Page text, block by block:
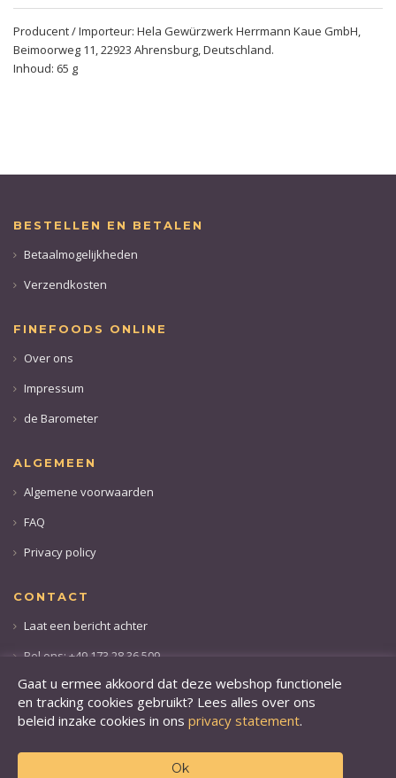
Producent / Importeur: Hela Gewürzwerk Herrmann Kaue GmbH,
Beimoorweg 11, 22923 Ahrensburg, Deutschland.
Inhoud: 65 g
BESTELLEN EN BETALEN
Betaalmogelijkheden
Verzendkosten
FINEFOODS ONLINE
Over ons
Impressum
de Barometer
ALGEMEEN
Algemene voorwaarden
FAQ
Privacy policy
CONTACT
Laat een bericht achter
Bel ons: +49 173 28 36 509
Gaat u ermee akkoord dat deze webshop functionele
en tracking cookies gebruikt? Lees alles over ons
beleid inzake cookies in ons privacy statement.
Ok